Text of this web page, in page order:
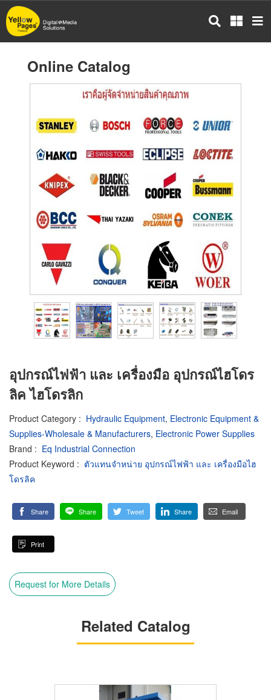
Skip
to
main
Online Catalog
อุปกรณ์ไฟฟ้า และ เครื่องมือ อุปกรณ์ไฮโดร
ลิค ไฮโดรลิก
Product Category : Hydraulic Equipment, Electronic Equipment &
Supplies-Wholesale & Manufacturers, Electronic Power Supplies
Brand : Eq Industrial Connection
Product Keyword : ตัวแทนจำหน่าย อุปกรณ์ไฟฟ้า และ เครื่องมือไฮ
โดรลิค
Share Share Tweet Share Email
Print
Request for More Details
Related Catalog